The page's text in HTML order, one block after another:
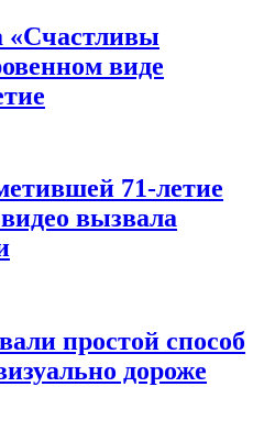
«Счастливы
виде
71-летие
вызвала
простой способ
дороже